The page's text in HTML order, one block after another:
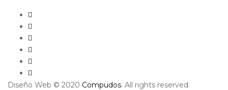
Diseño Web © 2020 Compudos. All rights reserved.